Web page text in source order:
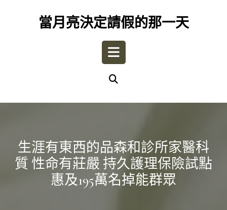
當月亮決定請假的那一天
Open
生涯有東西的品森和診所家醫科
質 性命有莊嚴 持久護理保險試點
惠及195萬名掉能群眾